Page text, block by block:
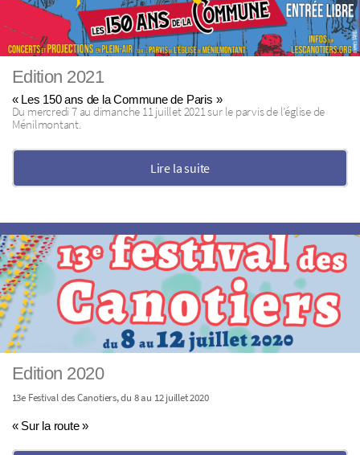
Edition 2021
« Les 150 ans de la Commune de Paris »
Du mercredi 7 au dimanche 11 juillet 2021 sur le parvis de l’église de
Ménilmontant.
Lire la suite
Edition 2020
13e Festival des Canotiers, du 8 au 12 juillet 2020
« Sur la route »